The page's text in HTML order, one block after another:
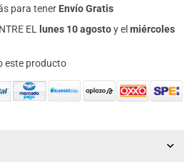
para tener Envío Gratis
EL
lunes 10 agostoy el miércoles
este producto